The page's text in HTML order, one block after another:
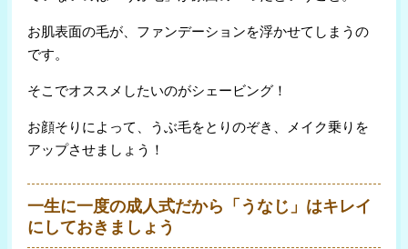
お肌表面の毛が、ファンデーションを浮かせてしまうの
です。
そこでオススメしたいのがシェービング！
お顔そりによって、うぶ毛をとりのぞき、メイク乗りを
アップさせましょう！
一生に一度の成人式だから「うなじ」はキレイ
にしておきましょう